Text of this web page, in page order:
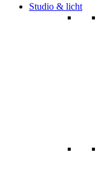
Studio & licht